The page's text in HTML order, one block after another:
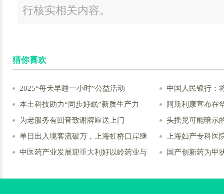
行核实相关内容。
猜你喜欢
2025“每天早睡一小时”公益活动
中国人民银行：
本土科技助力“同步好眠”新质生产力
阿斯利康宣布在
为老服务有回音致谢牌匾送上门
头摇晃可能暗示
单日出入境客流破万，上海虹桥口岸继
上海妇产专科医
中医药产业发展迎重大利好以岭药业与
国产创新药为甲